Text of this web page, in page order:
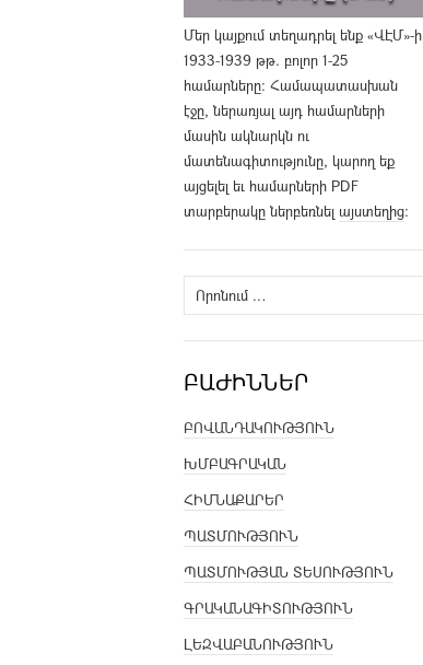
Մեր կայքում տեղադրել ենք «ՎԷՄ»-ի
1933-1939 թթ. բոլոր 1-25
համարները։ Համապատասխան
էջը, ներառյալ այդ համարների
մասին ակնարկն ու
մատենագիտությունը, կարող եք
այցելել եւ համարների PDF
տարբերակը ներբեռնել այստեղից։
Որոնել՝
ԲԱԺԻՆՆԵՐ
ԲՈՎԱՆԴԱԿՈՒԹՅՈՒՆ
ԽՄԲԱԳՐԱԿԱՆ
ՀԻՄՆԱՔԱՐԵՐ
ՊԱՏՄՈՒԹՅՈՒՆ
ՊԱՏՄՈՒԹՅԱՆ ՏԵՍՈՒԹՅՈՒՆ
ԳՐԱԿԱՆԱԳԻՏՈՒԹՅՈՒՆ
ԼԵԶՎԱԲԱՆՈՒԹՅՈՒՆ